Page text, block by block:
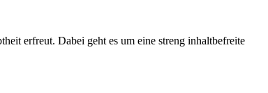
erfreut. Dabei geht es um eine streng inhalt­be­freite